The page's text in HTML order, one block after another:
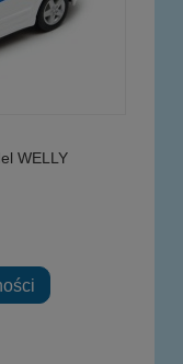
WELLY